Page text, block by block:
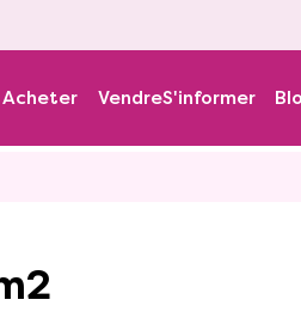
Acheter VendreS'informer